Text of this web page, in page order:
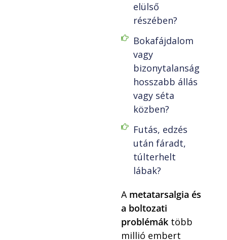
elülső
részében?
Bokafájdalom
vagy
bizonytalanság
hosszabb állás
vagy séta
közben?
Futás, edzés
után fáradt,
túlterhelt
lábak?
A metatarsalgia és
a boltozati
problémák több
millió embert